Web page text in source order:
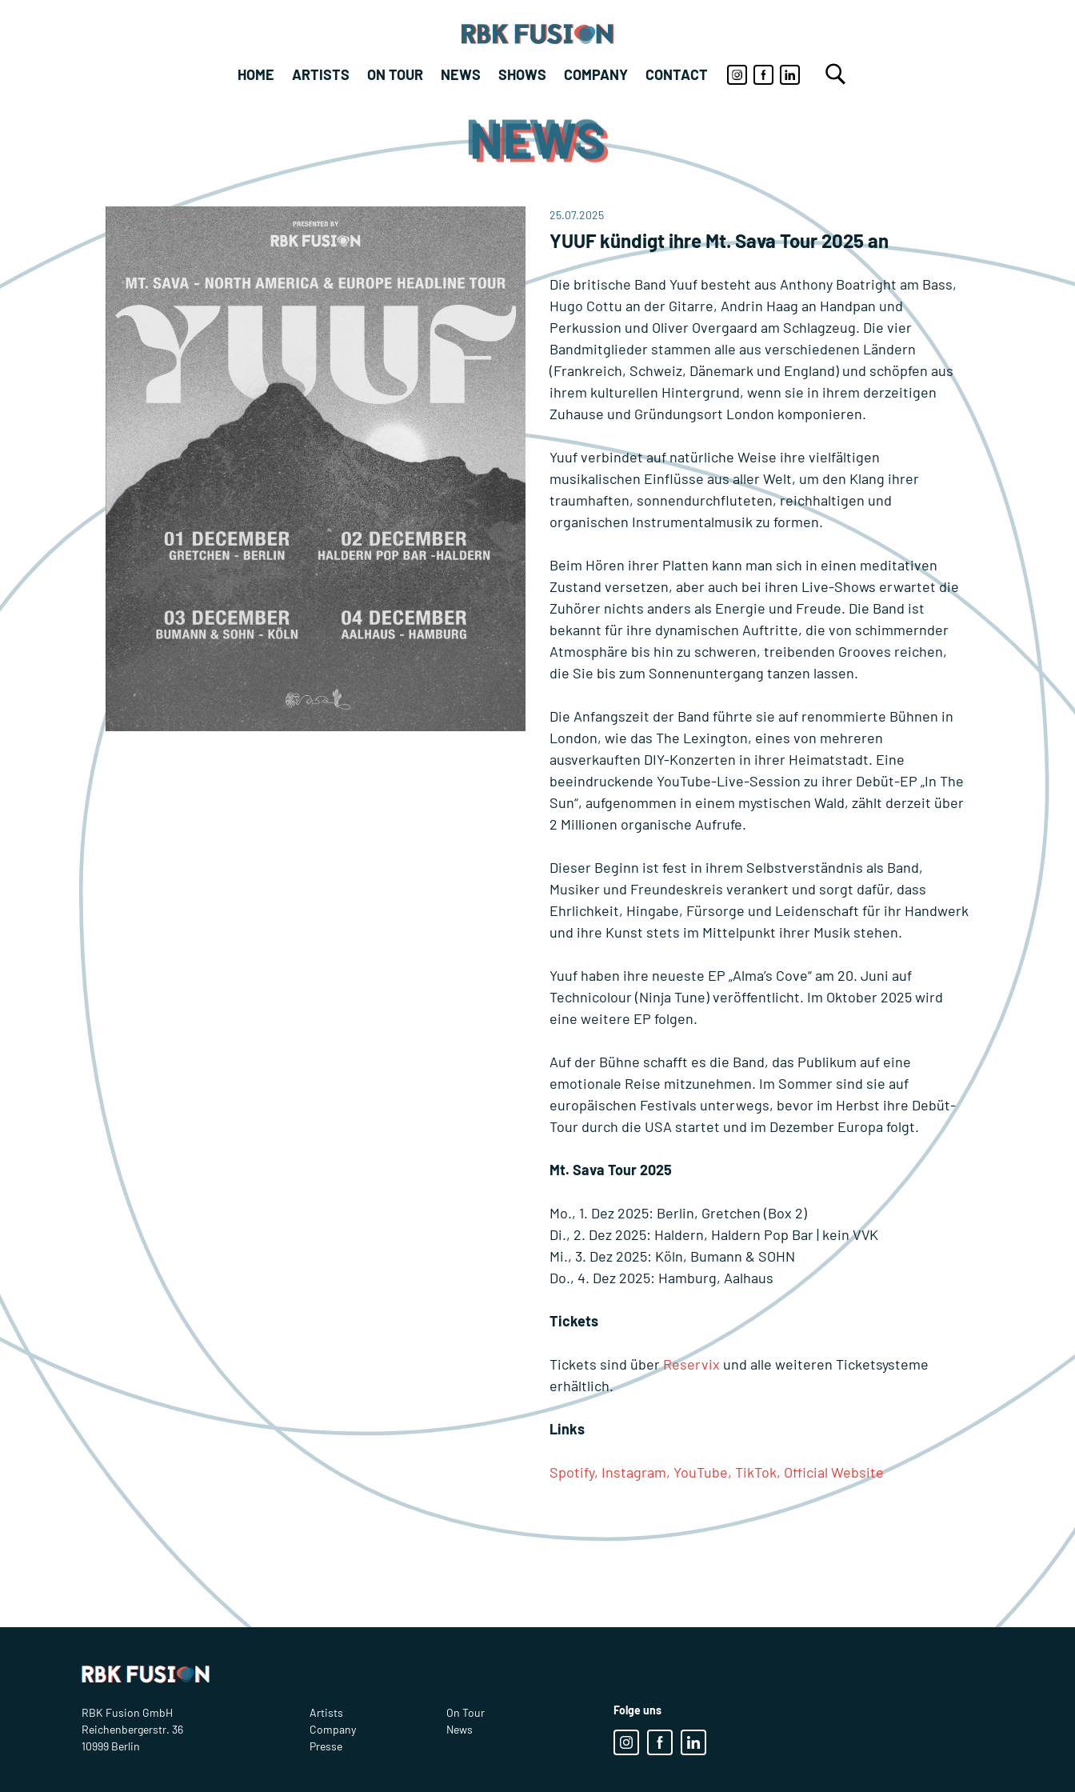
Konzertagentur
HOME ARTISTS ON TOUR NEWS SHOWS COMPANY CONTACT
NEWS
25.07.2025
YUUF kündigt ihre Mt. Sava Tour 2025 an
Die britische Band Yuuf besteht aus Anthony Boatright am Bass,
Hugo Cottu an der Gitarre, Andrin Haag an Handpan und
Perkussion und Oliver Overgaard am Schlagzeug. Die vier
Bandmitglieder stammen alle aus verschiedenen Ländern
(Frankreich, Schweiz, Dänemark und England) und schöpfen aus
ihrem kulturellen Hintergrund, wenn sie in ihrem derzeitigen
Zuhause und Gründungsort London komponieren.
Yuuf verbindet auf natürliche Weise ihre vielfältigen
musikalischen Einflüsse aus aller Welt, um den Klang ihrer
traumhaften, sonnendurchfluteten, reichhaltigen und
organischen Instrumentalmusik zu formen.
Beim Hören ihrer Platten kann man sich in einen meditativen
Zustand versetzen, aber auch bei ihren Live-Shows erwartet die
Zuhörer nichts anders als Energie und Freude. Die Band ist
bekannt für ihre dynamischen Auftritte, die von schimmernder
Atmosphäre bis hin zu schweren, treibenden Grooves reichen,
die Sie bis zum Sonnenuntergang tanzen lassen.
Die Anfangszeit der Band führte sie auf renommierte Bühnen in
London, wie das The Lexington, eines von mehreren
ausverkauften DIY-Konzerten in ihrer Heimatstadt. Eine
beeindruckende YouTube-Live-Session zu ihrer Debüt-EP „In The
Sun“, aufgenommen in einem mystischen Wald, zählt derzeit über
2 Millionen organische Aufrufe.
Dieser Beginn ist fest in ihrem Selbstverständnis als Band,
Musiker und Freundeskreis verankert und sorgt dafür, dass
Ehrlichkeit, Hingabe, Fürsorge und Leidenschaft für ihr Handwerk
und ihre Kunst stets im Mittelpunkt ihrer Musik stehen.
Yuuf haben ihre neueste EP „Alma’s Cove“ am 20. Juni auf
Technicolour (Ninja Tune) veröffentlicht. Im Oktober 2025 wird
eine weitere EP folgen.
Auf der Bühne schafft es die Band, das Publikum auf eine
emotionale Reise mitzunehmen. Im Sommer sind sie auf
europäischen Festivals unterwegs, bevor im Herbst ihre Debüt-
Tour durch die USA startet und im Dezember Europa folgt.
Mt. Sava Tour 2025
Mo., 1. Dez 2025: Berlin, Gretchen (Box 2)
Di., 2. Dez 2025: Haldern, Haldern Pop Bar | kein VVK
Mi., 3. Dez 2025: Köln, Bumann & SOHN
Do., 4. Dez 2025: Hamburg, Aalhaus
Tickets
Tickets sind überReservix und alle weiteren Ticketsysteme
erhältlich.
Links
Spotify, Instagram, YouTube, TikTok, Official Website
RBK Fusion GmbH
Reichenbergerstr. 36
10999 Berlin
Artists
On Tour
Company
News
Presse
Folge uns